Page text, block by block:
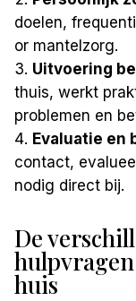
doelen,
or mantelzorg.
Uitvoering
thuis, werkt
problemen en
Evaluatie en
contact,
nodig direct bij.
De
huis